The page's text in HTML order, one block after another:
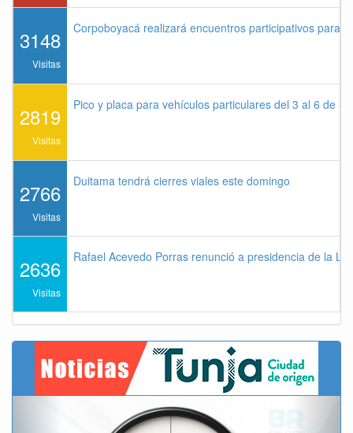
3148
Visitas
Corpoboyacá realizará encuentros participativos para
2819
Visitas
Pico y placa para vehículos particulares del 3 al 6 de
2766
Visitas
Duitama tendrá cierres viales este domingo
2636
Visitas
Rafael Acevedo Porras renunció a presidencia de la